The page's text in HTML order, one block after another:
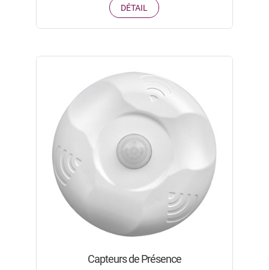
DÉTAIL
Capteurs de Présence